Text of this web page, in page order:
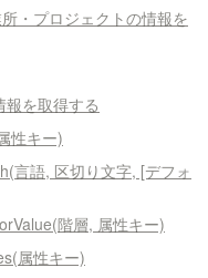
・プロジェクトの情報を
報を取得する
性キー)
言語, 区切り文字, [デフォ
階層, 属性キー)
属性キー)